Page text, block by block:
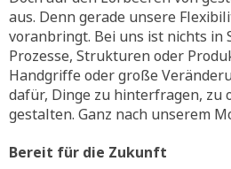
aus. Denn gerade unsere
voranbringt. Bei uns ist nichts in
Prozesse, Strukturen oder
Handgriffe oder große
dafür, Dinge zu hinterfragen, zu
gestalten. Ganz nach unserem
Bereit für die Zukunft